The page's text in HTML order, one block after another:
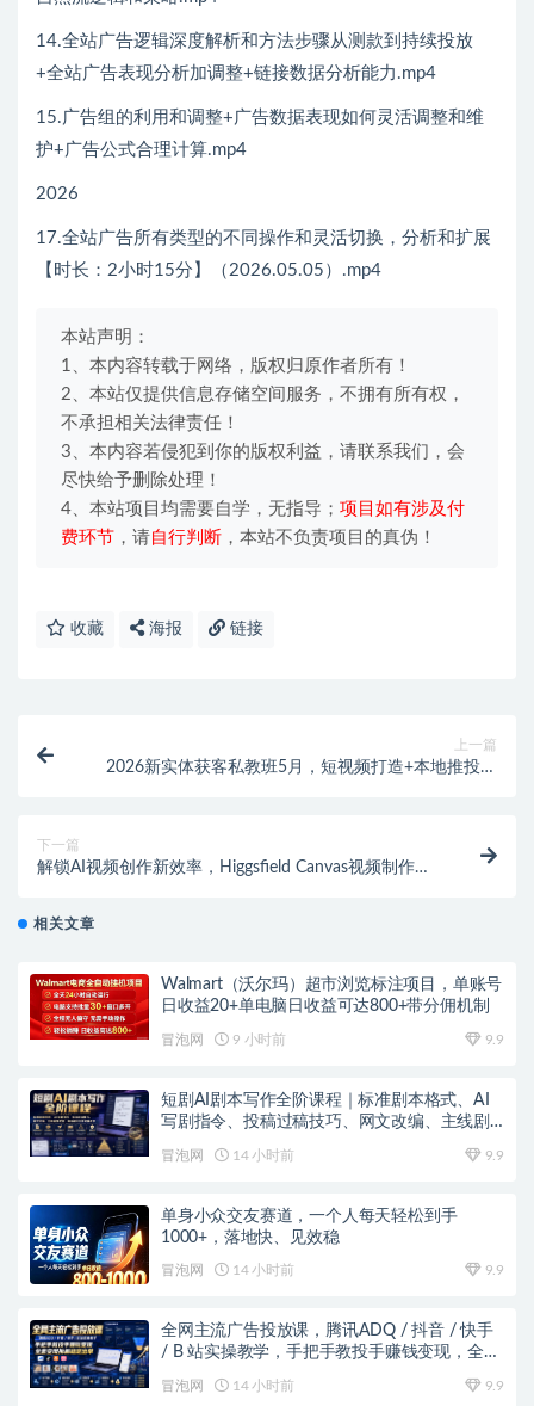
14.全站广告逻辑深度解析和方法步骤从测款到持续投放
+全站广告表现分析加调整+链接数据分析能力.mp4
15.广告组的利用和调整+广告数据表现如何灵活调整和维
护+广告公式合理计算.mp4
2026
17.全站广告所有类型的不同操作和灵活切换，分析和扩展
【时长：2小时15分】（2026.05.05）.mp4
本站声明：
1、本内容转载于网络，版权归原作者所有！
2、本站仅提供信息存储空间服务，不拥有所有权，
不承担相关法律责任！
3、本内容若侵犯到你的版权利益，请联系我们，会
尽快给予删除处理！
4、本站项目均需要自学，无指导； 项目如有涉及付
费环节 ，请自行判断 ，本站不负责项目的真伪！
收藏 海报 链接
上一篇
2026新实体获客私教班5月，短视频打造+本地推投放
下一篇
解锁AI视频创作新效率，Higgsfield Canvas视频制作新
相关文章
Walmart（沃尔玛）超市浏览标注项目，单账号
日收益20+单电脑日收益可达800+带分佣机制
冒泡网 9 小时前 9.9
短剧AI剧本写作全阶课程｜标准剧本格式、AI
写剧指令、投稿过稿技巧、网文改编、主线剧
冒泡网 14 小时前 9.9
单身小众交友赛道，一个人每天轻松到手
1000+，落地快、见效稳
冒泡网 14 小时前 9.9
全网主流广告投放课，腾讯ADQ / 抖音 / 快手
/ B 站实操教学，手把手教投手赚钱变现，全套
冒泡网 14 小时前 9.9